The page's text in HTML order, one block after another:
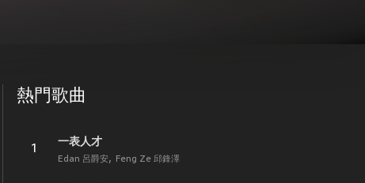
熱門歌曲
1
一表人才
Edan 呂爵安 Feng Ze 邱鋒澤